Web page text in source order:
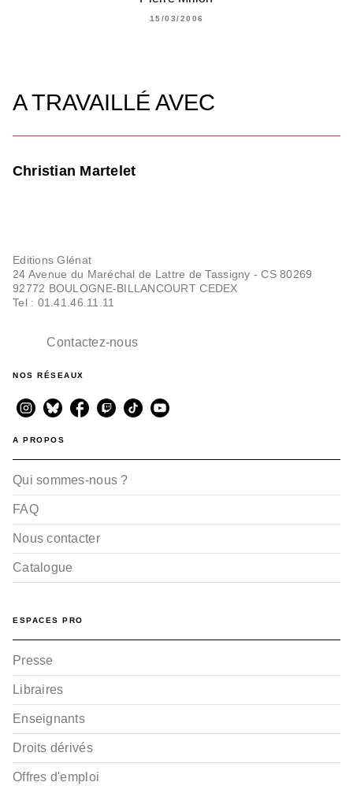
15/03/2006
A TRAVAILLÉ AVEC
Christian Martelet
Editions Glénat
24 Avenue du Maréchal de Lattre de Tassigny - CS 80269
92772 BOULOGNE-BILLANCOURT CEDEX
Tel : 01.41.46.11.11
Contactez-nous
NOS RÉSEAUX
A PROPOS
Qui sommes-nous ?
FAQ
Nous contacter
Catalogue
ESPACES PRO
Presse
Libraires
Enseignants
Droits dérivés
Offres d'emploi